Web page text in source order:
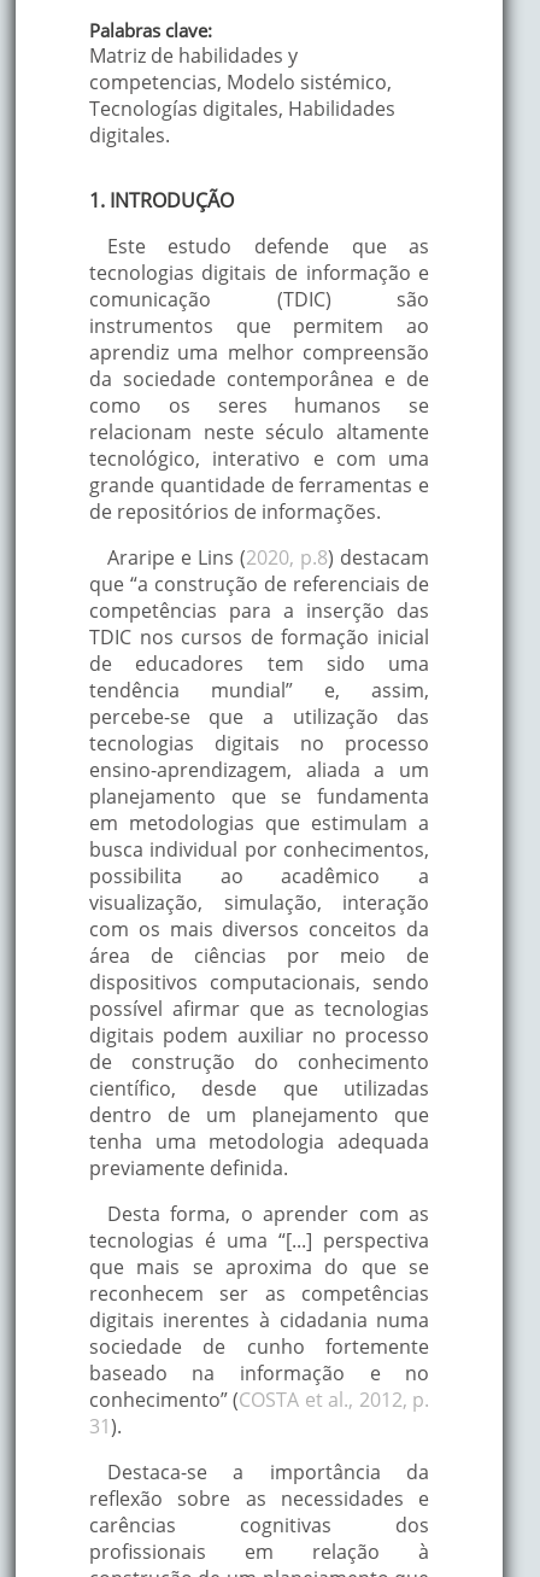
Palabras clave:
Matriz de habilidades y
competencias, Modelo sistémico,
Tecnologías digitales, Habilidades
digitales.
1. INTRODUÇÃO
Este estudo defende que as
tecnologias digitais de informação e
comunicação (TDIC) são
instrumentos que permitem ao
aprendiz uma melhor compreensão
da sociedade contemporânea e de
como os seres humanos se
relacionam neste século altamente
tecnológico, interativo e com uma
grande quantidade de ferramentas e
de repositórios de informações.
Araripe e Lins (2020, p.8) destacam
que “a construção de referenciais de
competências para a inserção das
TDIC nos cursos de formação inicial
de educadores tem sido uma
tendência mundial” e, assim,
percebe-se que a utilização das
tecnologias digitais no processo
ensino-aprendizagem, aliada a um
planejamento que se fundamenta
em metodologias que estimulam a
busca individual por conhecimentos,
possibilita ao acadêmico a
visualização, simulação, interação
com os mais diversos conceitos da
área de ciências por meio de
dispositivos computacionais, sendo
possível afirmar que as tecnologias
digitais podem auxiliar no processo
de construção do conhecimento
científico, desde que utilizadas
dentro de um planejamento que
tenha uma metodologia adequada
previamente definida.
Desta forma, o aprender com as
tecnologias é uma “[...] perspectiva
que mais se aproxima do que se
reconhecem ser as competências
digitais inerentes à cidadania numa
sociedade de cunho fortemente
baseado na informação e no
conhecimento” (COSTA et al., 2012, p.
31).
Destaca-se a importância da
reflexão sobre as necessidades e
carências cognitivas dos
profissionais em relação à